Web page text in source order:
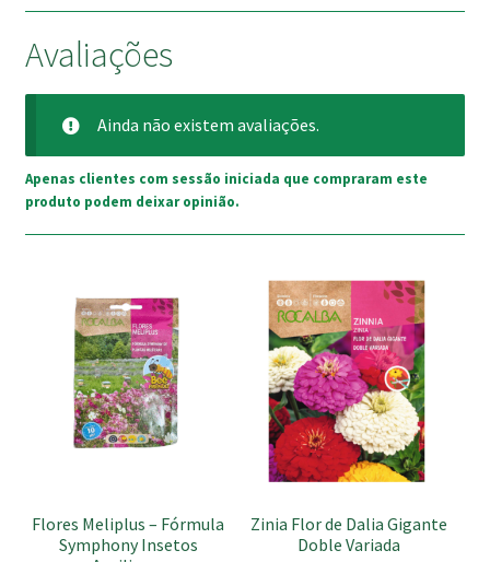
Avaliações
Ainda não existem avaliações.
Apenas clientes com sessão iniciada que compraram este
produto podem deixar opinião.
Flores Meliplus – Fórmula
Symphony Insetos
Zinia Flor de Dalia Gigante
Doble Variada